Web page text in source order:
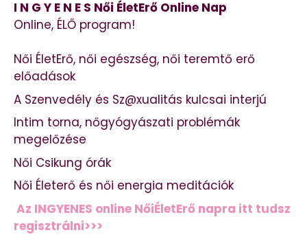
I N G Y E N E S Női ÉletErő Online Nap
Online, ÉLŐ program!
Női ÉletErő, női egészség, női teremtő erő
előadások
A Szenvedély és Sz@xualitás kulcsai interjú
Intim torna, nőgyógyászati problémák
megelőzése
Női Csikung órák
Női Életerő és női energia meditációk
Az INGYENES online NőiÉletErő napra itt tudsz
regisztrálni>>>